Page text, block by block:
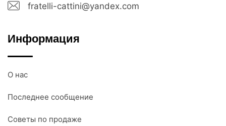
fratelli-cattini@yandex.com
Информация
О нас
Последнее сообщение
Советы по продаже